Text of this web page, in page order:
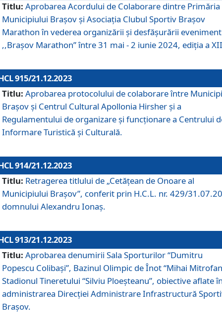
Titlu: Aprobarea Acordului de Colaborare dintre Primăria
Municipiului Brașov și Asociația Clubul Sportiv Brașov
Marathon în vederea organizării și desfășurării
,,Brașov Marathon” între 31 mai - 2 iunie 2024, ediția a
915/21.12.2023
Titlu: Aprobarea protocolului de colaborare între
Brașov și Centrul Cultural Apollonia Hirsher și a
Regulamentului de organizare și funcționare a Centrului
Informare Turistică și Culturală.
914/21.12.2023
Titlu: Retragerea titlului de „Cetățean de Onoare al
Municipiului Brașov”, conferit prin H.C.L. nr. 429/
domnului Alexandru Ionaș.
913/21.12.2023
Titlu: Aprobarea denumirii Sala Sporturilor “Dumitru
Popescu Colibași”, Bazinul Olimpic de Înot “Mihai
Stadionul Tineretului “Silviu Ploeșteanu”, obiective aflate
administrarea Direcției Administrare Infrastructură
Brașov.